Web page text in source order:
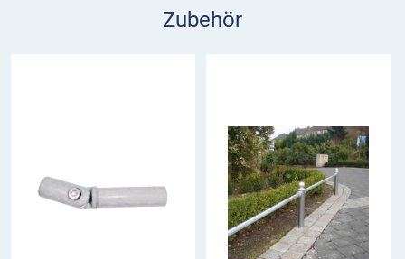
Aufnahmen für runde Querholme Ø 33,7 mm für
Rabattengeländer von Schake auch bei
Steigungen und Höhenunterschieden einsetzen.
Das flexible Winkelstück ist bis 90° Grad für
Steigungen und Winkelstellungen einsetzbar. Bitte
die Querholme und Gelenkstücke als Zubehör
Zubehör